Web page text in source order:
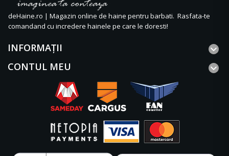
deHaine.ro | Magazin online de haine pentru barbati. Rasfata-te
comandand cu incredere hainele pe care le doresti!
INFORMAŢII
CONTUL MEU